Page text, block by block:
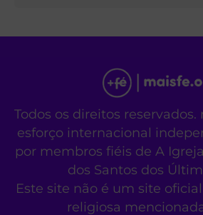
Todos os direitos
esforço internacional
por membros fiéis de A
dos Santos dos
Este site não é um site
religiosa